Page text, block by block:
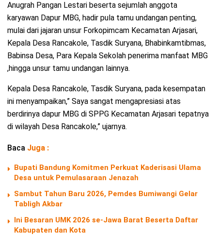
Anugrah Pangan Lestari beserta sejumlah anggota
karyawan Dapur MBG, hadir pula tamu undangan penting,
mulai dari jajaran unsur Forkopimcam Kecamatan Arjasari,
Kepala Desa Rancakole, Tasdik Suryana, Bhabinkamtibmas,
Babinsa Desa, Para Kepala Sekolah penerima manfaat MBG
,hingga unsur tamu undangan lainnya.
Kepala Desa Rancakole, Tasdik Suryana, pada kesempatan
ini menyampaikan,” Saya sangat mengapresiasi atas
berdirinya dapur MBG di SPPG Kecamatan Arjasari tepatnya
di wilayah Desa Rancakole,” ujarnya.
Baca Juga :
Bupati Bandung Komitmen Perkuat Kaderisasi Ulama
Desa untuk Pemulasaraan Jenazah
Sambut Tahun Baru 2026, Pemdes Bumiwangi Gelar
Tabligh Akbar
Ini Besaran UMK 2026 se-Jawa Barat Beserta Daftar
Kabupaten dan Kota